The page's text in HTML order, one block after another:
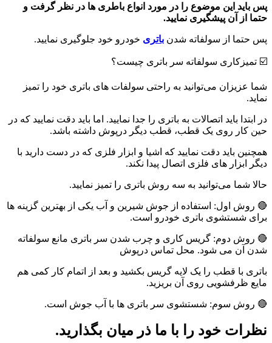
پس باید این موضوع را در مورد انواع باطری ها در نظر گرفت و
حتما از آن پیشگیری نمایید.
پس حتما از سولفاته شدن باتری خودرو خود جلوگیری نمایید.
☑️ تمیزکاری سولفاته سر باتری چیست؟
شما عزیزان می‌توانید به راحتی سولفات های باتری خود را تمیز
نماید.
در ابتدا باید اتصالات به باتری را جدا نمایید. اما باید دقت نمایید که در
حین کار روی یک قطب، قطب دیگر درپوش داشته باشد.
همچنین باید دقت نمایید که اشیا و ابزار فلزی که در دست دارید با
دیگر ابزار های فلزی اتصال پیدا نکند.
حالا شما می‌توانید به سه روش باتری را تمیز نمایید.
🔴 روش اول: استفاده از جوش شیرین و آب یکی از بهترین گزینه ها
برای شستشوی باتری خودرو است.
🔴 روش دوم: گریس کاری و چرب شدن سر باتری مانع سولفاته
شدن آن می شود. محل تماس درپوش
باتری با قطب را یک لایه گریس بکشید و بعد از اتمام کار کمی هم
مایع ظرفشویی روی آن بریزید.
🔴 روش سوم: شستشوی سر باتری ها با آب جوش است.
نظرات خود را با ما ذر میان بگذارید.